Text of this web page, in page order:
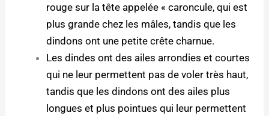
rouge sur la tête appelée « caroncule, qui est
plus grande chez les mâles, tandis que les
dindons ont une petite crête charnue.
Les dindes ont des ailes arrondies et courtes
qui ne leur permettent pas de voler très haut,
tandis que les dindons ont des ailes plus
longues et plus pointues qui leur permettent